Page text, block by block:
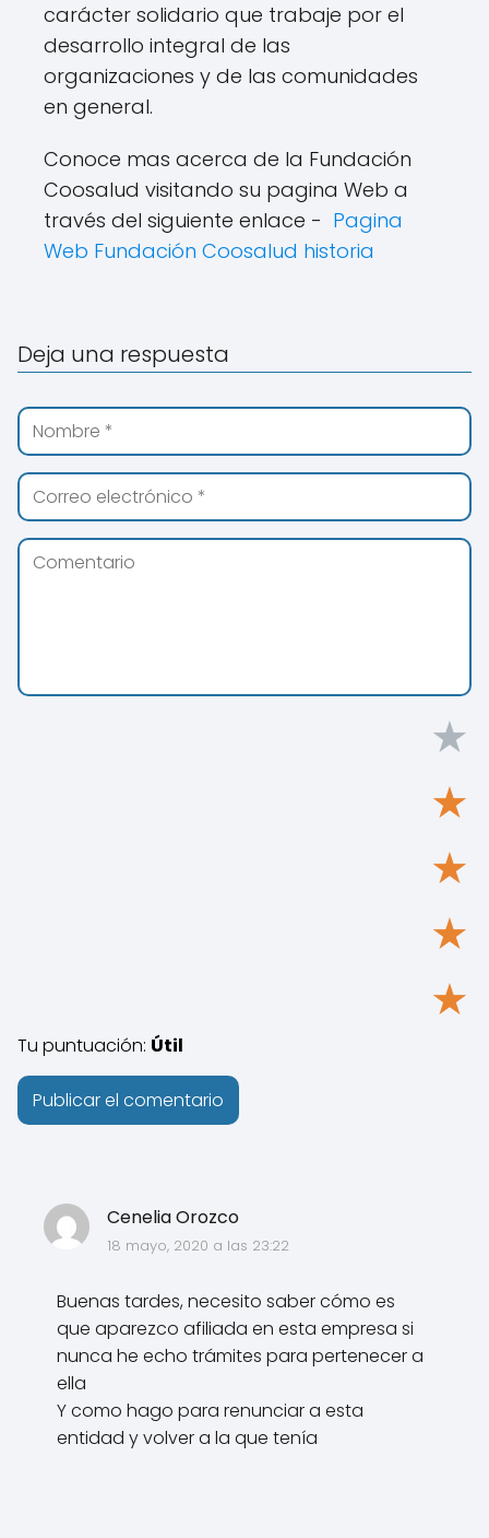
carácter solidario que trabaje por el
desarrollo integral de las
organizaciones y de las comunidades
en general.
Conoce mas acerca de la Fundación
Coosalud visitando su pagina Web a
través del siguiente enlace - Pagina
Web Fundación Coosalud historia
Cenelia Orozco
18 mayo, 2020 a las 23:22
Buenas tardes, necesito saber cómo es
que aparezco afiliada en esta empresa si
nunca he echo trámites para pertenecer a
ella
Y como hago para renunciar a esta
entidad y volver a la que tenía
Deja una respuesta
★
★
★
★
★
Tu puntuación: Útil